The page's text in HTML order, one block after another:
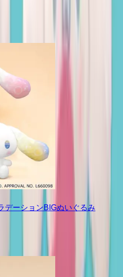
デーションBIGぬいぐるみ